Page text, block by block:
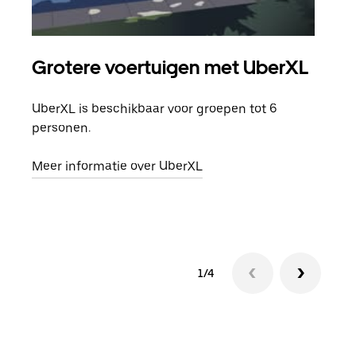
Grotere voertuigen met UberXL
UberXL is beschikbaar voor groepen tot 6
personen.
Meer informatie over UberXL
1/4